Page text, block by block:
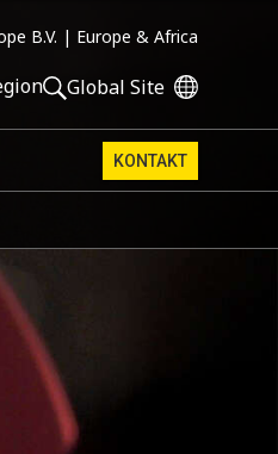
B.V. | Europe & Africa
Global Site
KONTAKT